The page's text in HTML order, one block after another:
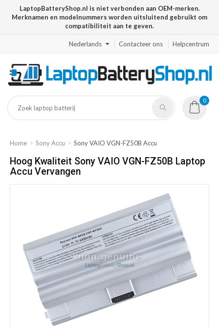
LaptopBatteryShop.nl is niet verbonden aan OEM-merken.
Merknamen en modelnummers worden uitsluitend gebruikt om
compatibiliteit aan te geven.
Nederlands Contacteer ons Helpcentrum
0
Home Sony Accu Sony VAIO VGN-FZ50B Accu
Hoog Kwaliteit Sony VAIO VGN-FZ50B Laptop
Accu Vervangen